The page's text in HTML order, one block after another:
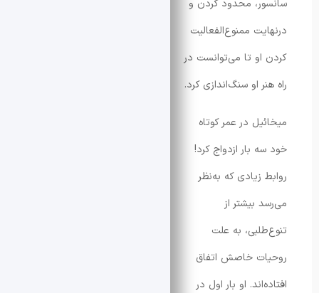
محدود کردن و
ممنوع‌الفعالیت
تا می‌توانست در
او سنگ‌اندازی کرد.
در عمر کوتاه
بار ازدواج کرد!
زیادی که به‌نظر
بیشتر از
به علت
خاصش اتفاق
او بار اول در